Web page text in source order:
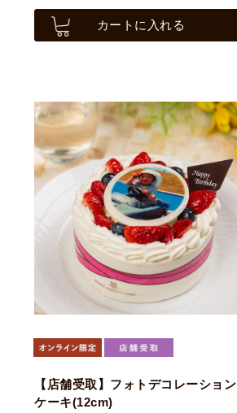
カートに入れる
【店舗受取】フォトデコレーション
ケーキ(12cm)